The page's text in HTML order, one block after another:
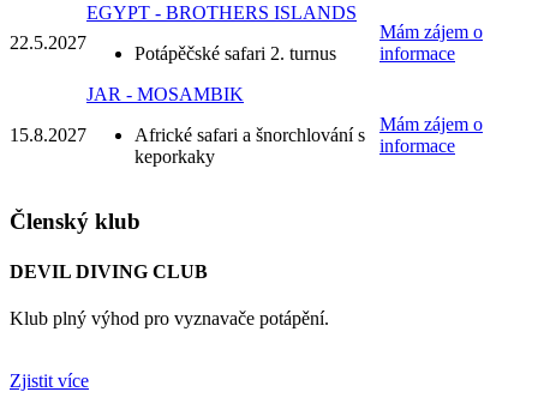
22.5.2027
EGYPT - BROTHERS ISLANDS
Potápěčské safari 2. turnus
Mám zájem o
informace
15.8.2027
JAR - MOSAMBIK
Africké safari a šnorchlování s
keporkaky
Mám zájem o
informace
Členský klub
DEVIL DIVING CLUB
Klub plný výhod pro vyznavače potápění.
Zjistit více